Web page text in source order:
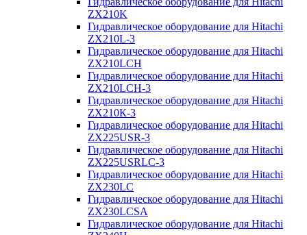
ZX210K
Гидравлическое оборудование для Hitachi
ZX210L-3
Гидравлическое оборудование для Hitachi
ZX210LCH
Гидравлическое оборудование для Hitachi
ZX210LCH-3
Гидравлическое оборудование для Hitachi
ZX210К-3
Гидравлическое оборудование для Hitachi
ZX225USR-3
Гидравлическое оборудование для Hitachi
ZX225USRLC-3
Гидравлическое оборудование для Hitachi
ZX230LC
Гидравлическое оборудование для Hitachi
ZX230LCSA
Гидравлическое оборудование для Hitachi